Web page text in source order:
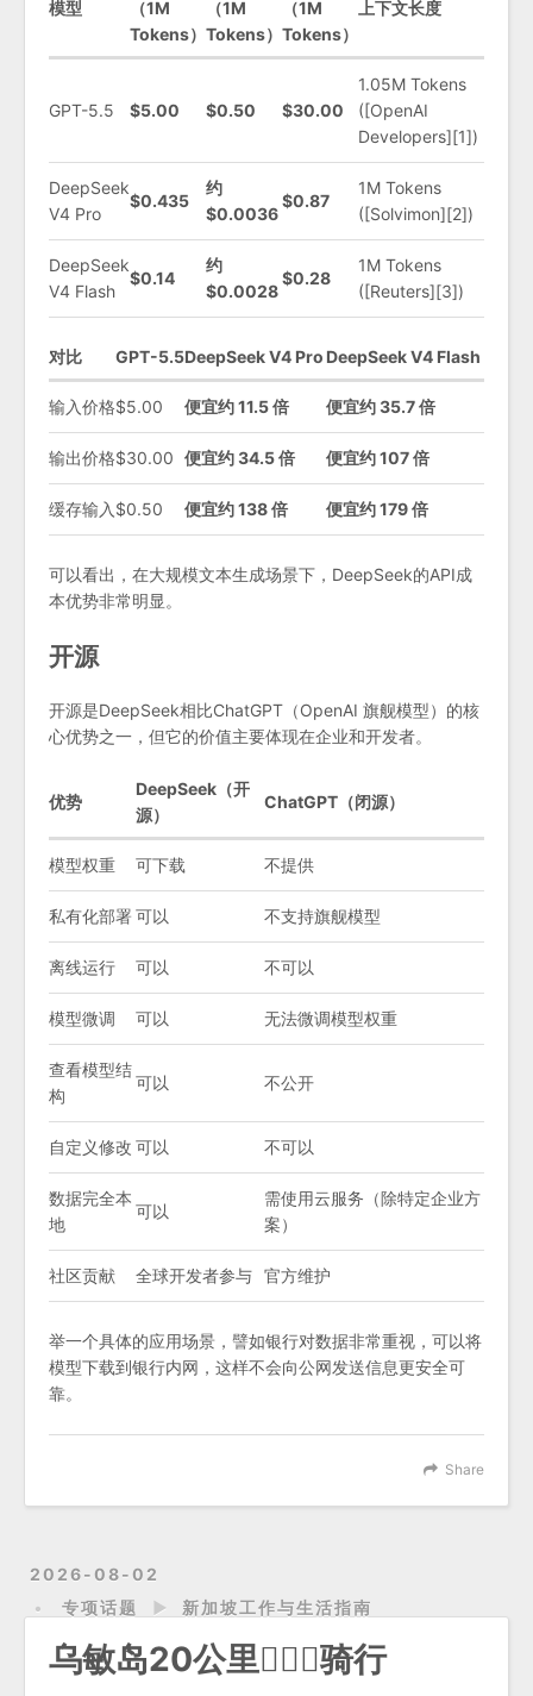
模型
（1M
Tokens）
（1M
Tokens）
（1M
Tokens）
上下文长度
GPT-5.5 $5.00 $0.50 $30.00
1.05M Tokens
([OpenAI
Developers][1])
DeepSeek
V4 Pro
$0.435
约
$0.0036
$0.87
1M Tokens
([Solvimon][2])
DeepSeek
V4 Flash
$0.14
约
$0.0028
$0.28
1M Tokens
([Reuters][3])
对比 GPT-5.5DeepSeek V4 Pro DeepSeek V4 Flash
输入价格$5.00 便宜约 11.5 倍 便宜约 35.7 倍
输出价格$30.00 便宜约 34.5 倍 便宜约 107 倍
缓存输入 $0.50 便宜约 138 倍 便宜约 179 倍
可以看出，在大规模文本生成场景下，DeepSeek的API成
本优势非常明显。
开源
开源是DeepSeek相比ChatGPT（OpenAI 旗舰模型）的核
心优势之一，但它的价值主要体现在企业和开发者。
优势
DeepSeek（开
源）
ChatGPT（闭源）
模型权重 可下载 不提供
私有化部署可以 不支持旗舰模型
离线运行 可以 不可以
模型微调 可以 无法微调模型权重
查看模型结
构
可以 不公开
自定义修改 可以 不可以
数据完全本
地
可以
需使用云服务（除特定企业方
案）
社区贡献 全球开发者参与 官方维护
举一个具体的应用场景，譬如银行对数据非常重视，可以将
模型下载到银行内网，这样不会向公网发送信息更安全可
靠。
Share
2026-08-02
专项话题
► 新加坡工作与生活指南
乌敏岛20公里🚴🏻‍♀️骑行